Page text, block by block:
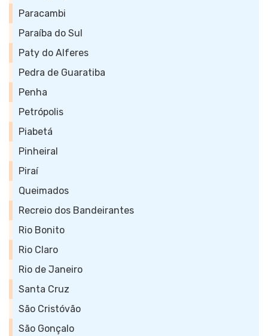
Paracambi
Paraíba do Sul
Paty do Alferes
Pedra de Guaratiba
Penha
Petrópolis
Piabetá
Pinheiral
Piraí
Queimados
Recreio dos Bandeirantes
Rio Bonito
Rio Claro
Rio de Janeiro
Santa Cruz
São Cristóvão
São Gonçalo